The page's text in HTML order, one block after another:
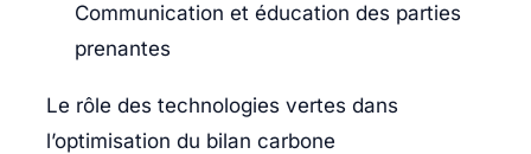
Communication et éducation des parties
prenantes
Le rôle des technologies vertes dans
l’optimisation du bilan carbone